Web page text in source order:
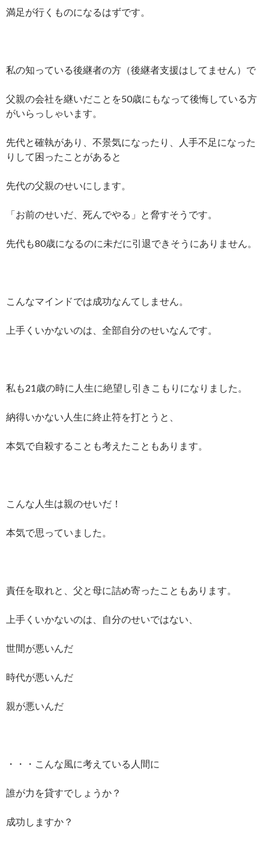
満足が行くものになるはずです。
私の知っている後継者の方（後継者支援はしてません）で
父親の会社を継いだことを50歳にもなって後悔している方
がいらっしゃいます。
先代と確執があり、不景気になったり、人手不足になった
りして困ったことがあると
先代の父親のせいにします。
「お前のせいだ、死んでやる」と脅すそうです。
先代も80歳になるのに未だに引退できそうにありません。
こんなマインドでは成功なんてしません。
上手くいかないのは、全部自分のせいなんです。
私も21歳の時に人生に絶望し引きこもりになりました。
納得いかない人生に終止符を打とうと、
本気で自殺することも考えたこともあります。
こんな人生は親のせいだ！
本気で思っていました。
責任を取れと、父と母に詰め寄ったこともあります。
上手くいかないのは、自分のせいではない、
世間が悪いんだ
時代が悪いんだ
親が悪いんだ
・・・こんな風に考えている人間に
誰が力を貸すでしょうか？
成功しますか？